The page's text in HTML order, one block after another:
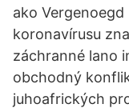
ako
koronavírusu
záchranné lano
obchodný
juhoafrických